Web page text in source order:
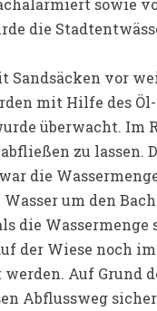
sowie
die
Sandsäcken vor
mit Hilfe des
überwacht. Im
zu lassen.
die
um den
die Wassermenge
der Wiese noch
Auf Grund
Abflussweg